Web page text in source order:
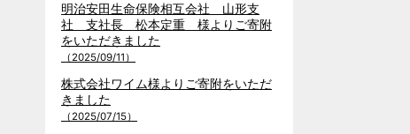
明治安田生命保険相互会社 山形支
社 支社長 松本定重 様よりご寄附
をいただきました
（2025/09/11）
株式会社ワイム様よりご寄附をいただ
きました
（2025/07/15）